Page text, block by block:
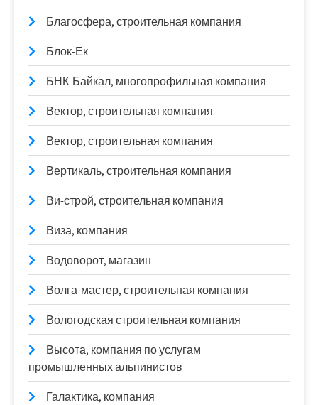
Благосфера, строительная компания
Блок-Ек
БНК-Байкал, многопрофильная компания
Вектор, строительная компания
Вектор, строительная компания
Вертикаль, строительная компания
Ви-строй, строительная компания
Виза, компания
Водоворот, магазин
Волга-мастер, строительная компания
Вологодская строительная компания
Высота, компания по услугам
промышленных альпинистов
Галактика, компания